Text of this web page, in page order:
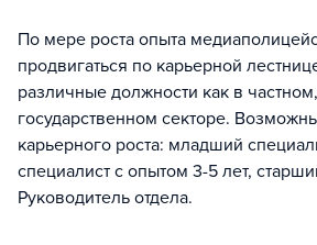
По мере роста опыта
продвигаться по карьерной
различные должности как в
государственном секторе.
карьерного роста: младший
специалист с опытом 3-5 лет,
Руководитель отдела.